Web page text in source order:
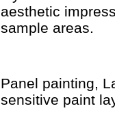
aesthetic
sample areas.
Panel painting,
sensitive paint